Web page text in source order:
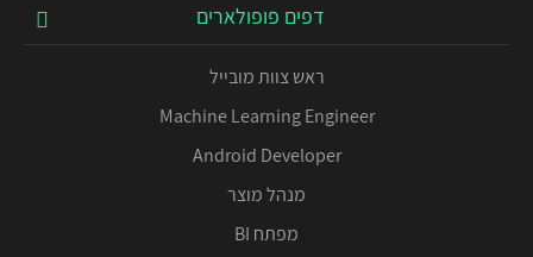
דפים פופולארים
ראש צוות מובייל
Machine Learning Engineer
Android Developer
מנהל מוצר
מפתח BI